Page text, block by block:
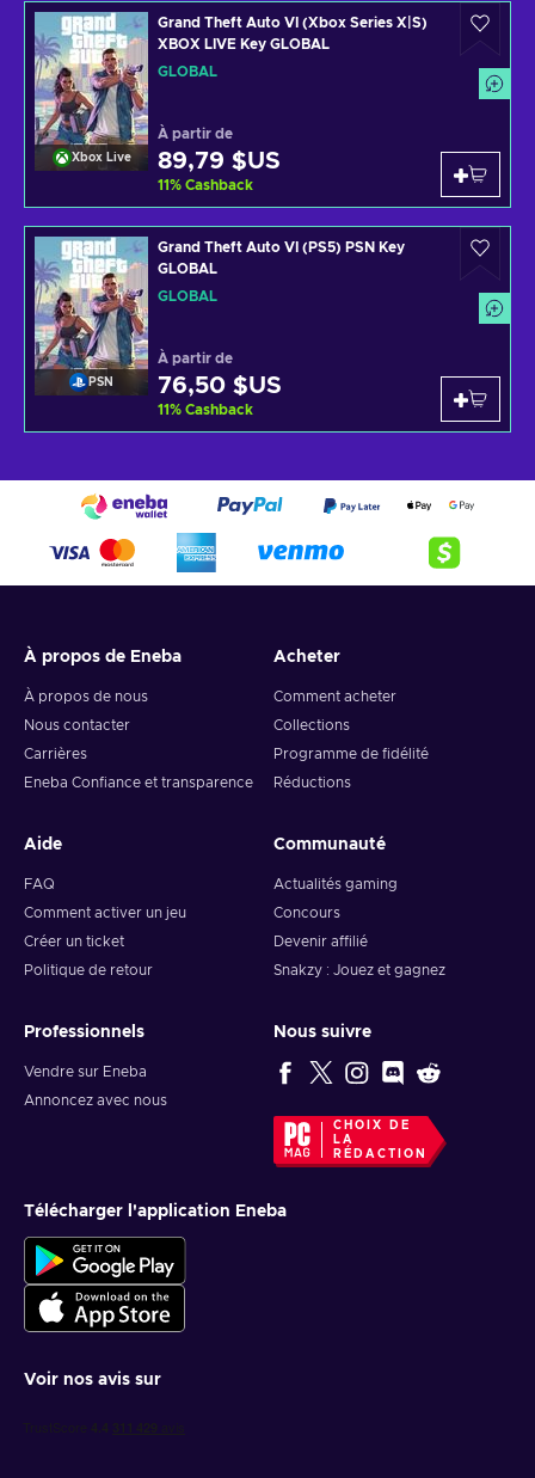
Xbox Live
Grand Theft Auto VI (Xbox Series X|S)
XBOX LIVE Key GLOBAL
GLOBAL
À partir de
89,79 $US
11% Cashback
PSN
Grand Theft Auto VI (PS5) PSN Key
GLOBAL
GLOBAL
À partir de
76,50 $US
11% Cashback
À propos de Eneba
À propos de nous
Nous contacter
Carrières
Eneba Confiance et transparence
Acheter
Comment acheter
Collections
Programme de fidélité
Réductions
Aide
FAQ
Comment activer un jeu
Créer un ticket
Politique de retour
Communauté
Actualités gaming
Concours
Devenir affilié
Snakzy : Jouez et gagnez
Professionnels
Vendre sur Eneba
Annoncez avec nous
Nous suivre
CHOIX DE
LA
RÉDACTION
Télécharger l'application Eneba
Voir nos avis sur